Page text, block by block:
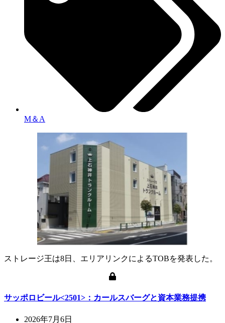
M＆A
ストレージ王は8日、エリアリンクによるTOBを発表した。
サッポロビール<2501>：カールスバーグと資本業務提携
2026年7月6日